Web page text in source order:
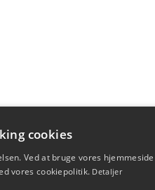
cookies
Ved at bruge vores hjemmeside
vores cookiepolitik. Detaljer